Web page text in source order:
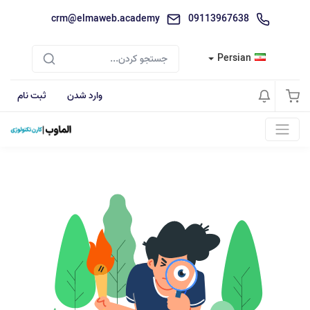
09113967638
crm@elmaweb.academy
Persian
وارد شدن ثبت نام